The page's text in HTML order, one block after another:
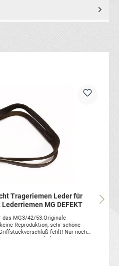
Trageriemen Leder für
MG DEFEKT
das MG3/42/53.Originale
Reproduktion, sehr schöne
fehlt! Nur noch
(Bundeswehr) Sie erhalten genau